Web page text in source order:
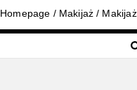
Homepage Makijaż